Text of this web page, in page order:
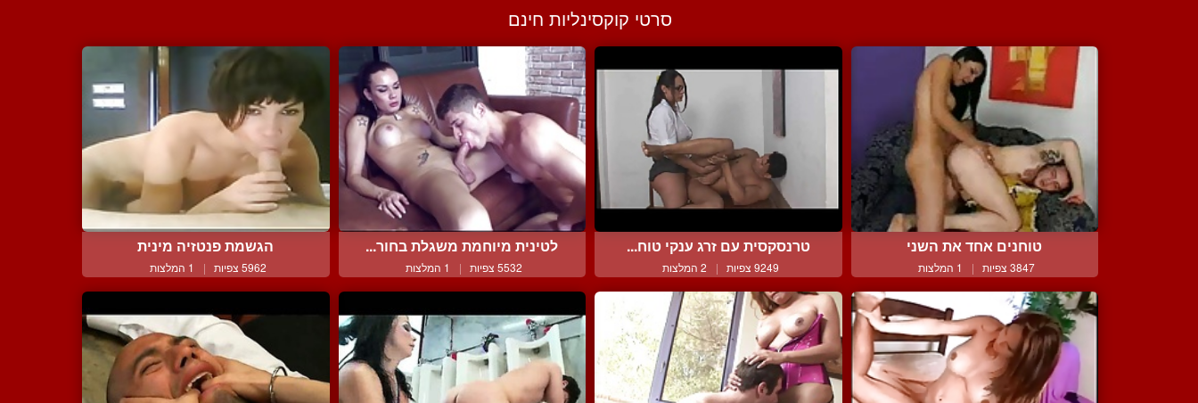
סרטי קוקסינליות חינם
טוחנים אחד את השני
3847 צפיות | 1 המלצות
טרנסקסית עם זרג ענקי טוח...
9249 צפיות | 2 המלצות
לטינית מיוחמת משגלת בחור...
5532 צפיות | 1 המלצות
הגשמת פנטזיה מינית
5962 צפיות | 1 המלצות